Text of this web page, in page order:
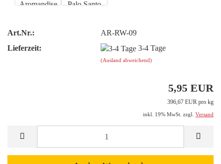
Art.Nr.:
AR-RW-09
Lieferzeit:
3-4 Tage
(Ausland abweichend)
5,95 EUR
396,67 EUR pro kg
inkl. 19% MwSt. zzgl. Versand